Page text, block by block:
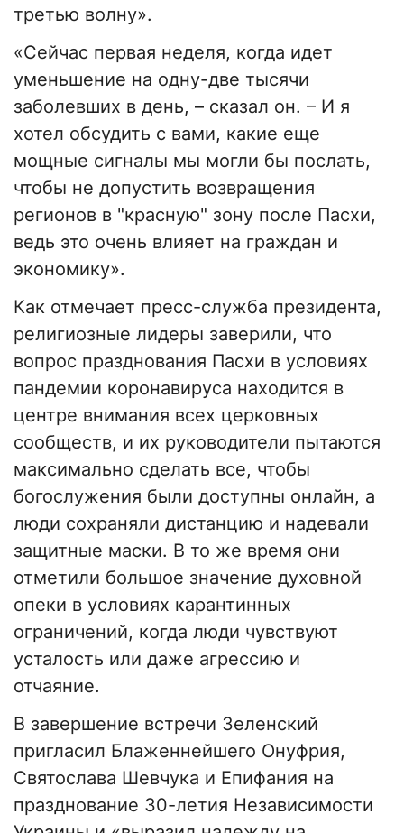
третью волну».
«Сейчас первая неделя, когда идет
уменьшение на одну-две тысячи
заболевших в день, – сказал он. – И я
хотел обсудить с вами, какие еще
мощные сигналы мы могли бы послать,
чтобы не допустить возвращения
регионов в "красную" зону после Пасхи,
ведь это очень влияет на граждан и
экономику».
Как отмечает пресс-служба президента,
религиозные лидеры заверили, что
вопрос празднования Пасхи в условиях
пандемии коронавируса находится в
центре внимания всех церковных
сообществ, и их руководители пытаются
максимально сделать все, чтобы
богослужения были доступны онлайн, а
люди сохраняли дистанцию и надевали
защитные маски. В то же время они
отметили большое значение духовной
опеки в условиях карантинных
ограничений, когда люди чувствуют
усталость или даже агрессию и
отчаяние.
В завершение встречи Зеленский
пригласил Блаженнейшего Онуфрия,
Святослава Шевчука и Епифания на
празднование 30-летия Независимости